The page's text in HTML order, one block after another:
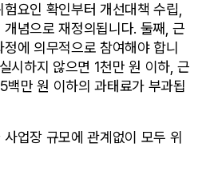
요인 확인부터 개선대책 수립,
념으로 재정의됩니다. 둘째, 근
에 의무적으로 참여해야 합니
시하지 않으면 1천만 원 이하, 근
백만 원 이하의 과태료가 부과됩
업장 규모에 관계없이 모두 위